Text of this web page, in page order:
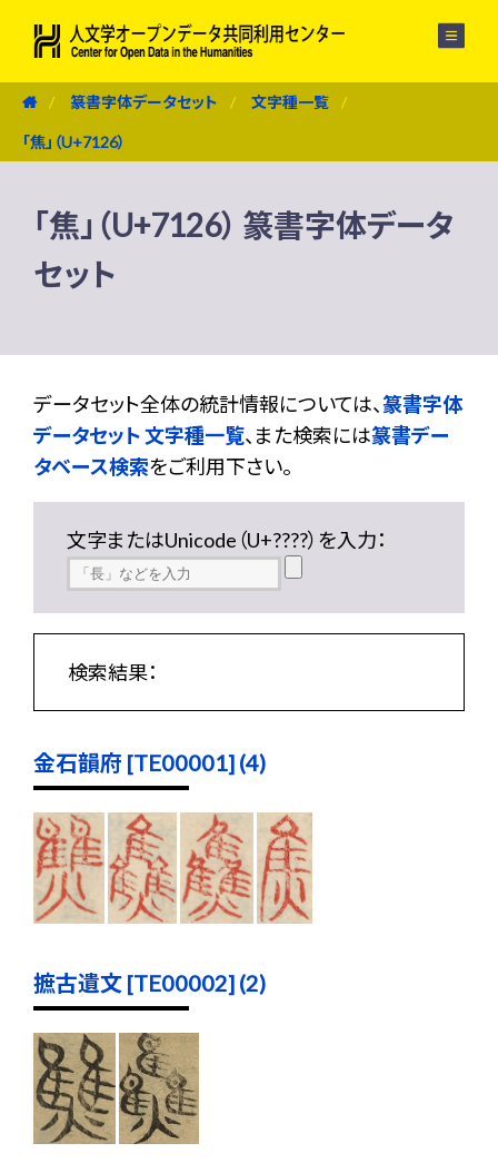
篆書字体データセット 文字種一覧
「焦」（U+7126）
「焦」（U+7126） 篆書字体データ
セット
データセット全体の統計情報については、篆書字体
データセット 文字種一覧、また検索には篆書デー
タベース検索をご利用下さい。
文字またはUnicode（U+????）を入力：
検索結果：
金石韻府 [TE00001] (4)
摭古遺文 [TE00002] (2)